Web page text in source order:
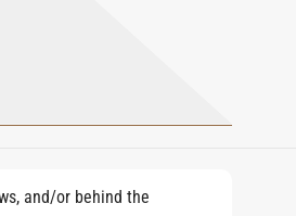
and/or behind the